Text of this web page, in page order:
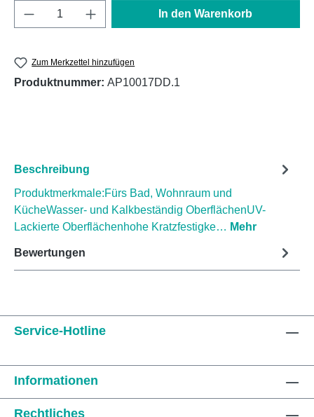
Produkt Anzahl: Gib den gewünschten
In den Warenkorb
Zum Merkzettel hinzufügen
Produktnummer: AP10017DD.1
Beschreibung
Produktmerkmale:Fürs Bad, Wohnraum und
KücheWasser- und Kalkbeständig OberflächenUV-
Lackierte Oberflächenhohe Kratzfestigke… Mehr
Bewertungen
Service-Hotline
Informationen
Rechtliches